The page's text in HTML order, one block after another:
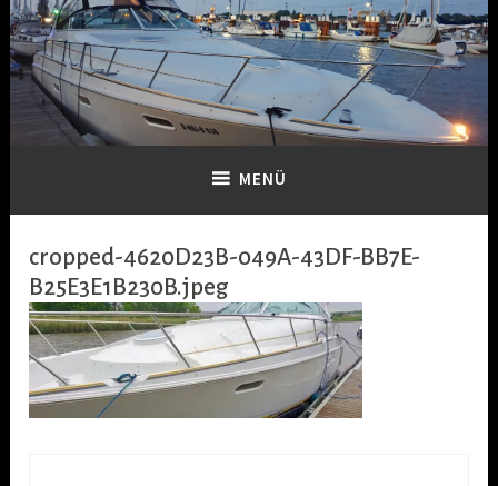
Zum
Inhalt
springen
MENÜ
cropped-4620D23B-049A-43DF-BB7E-
B25E3E1B230B.jpeg